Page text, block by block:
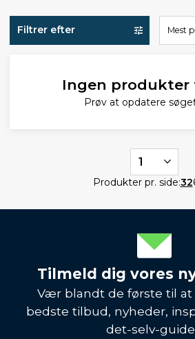
Filtrer efter Mest
Ingen produkter
Prøv at opdatere
1
Produkter pr. side:32
Tilmeld dig vores
Vær blandt de første til
bedste tilbud, nyheder,
det-selv-